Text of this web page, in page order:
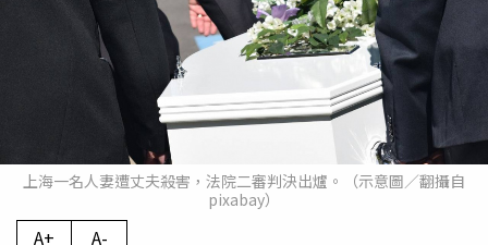
上海一名人妻遭丈夫殺害，法院二審判決出爐。（示意圖／翻攝自
pixabay）
A+ A-